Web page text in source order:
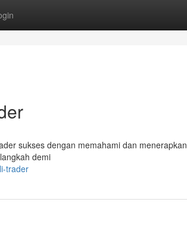
sukses dengan memahami dan menerapkan
demi
trader